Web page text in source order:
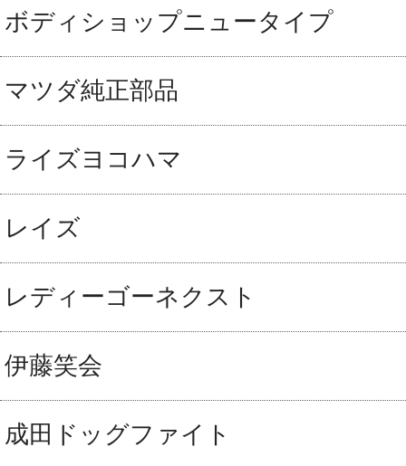
ボディショップニュータイプ
マツダ純正部品
ライズヨコハマ
レイズ
レディーゴーネクスト
伊藤笑会
成田ドッグファイト